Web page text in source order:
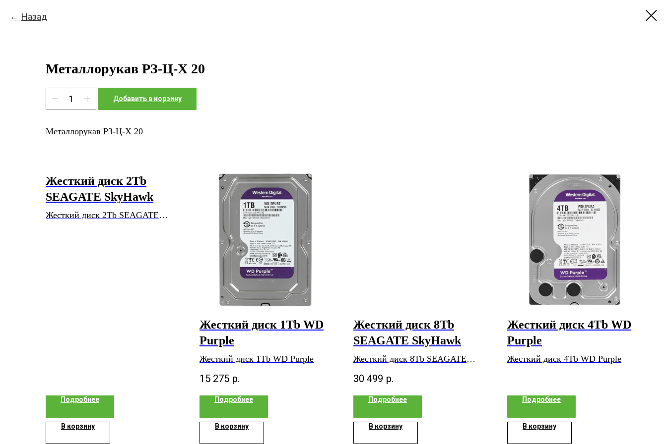
Назад
Металлорукав РЗ-Ц-Х 20
Добавить в корзину
Металлорукав РЗ-Ц-Х 20
Жесткий диск 2Tb
SEAGATE SkyHawk
Жесткий диск 2Tb SEAGATE
Подробнее
В корзину
Жесткий диск 1Tb WD
Purple
Жесткий диск 1Tb WD Purple
15 275 р.
Подробнее
В корзину
Жесткий диск 8Tb
SEAGATE SkyHawk
Жесткий диск 8Tb SEAGATE
SkyHawk
30 499 р.
Подробнее
В корзину
Жесткий диск 4Tb WD
Purple
Жесткий диск 4Tb WD Purple
Подробнее
В корзину